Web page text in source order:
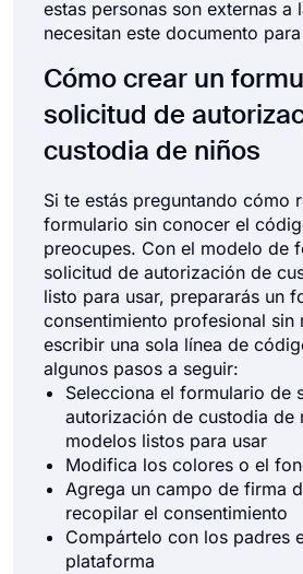
estas personas son externas a
necesitan este documento
Cómo crear un
solicitud de
custodia de niños
Si te estás preguntando cómo
formulario sin conocer el
preocupes. Con el modelo de
solicitud de autorización de
listo para usar, prepararás un
consentimiento profesional sin
escribir una sola línea de
algunos pasos a seguir:
Selecciona el formulario de
autorización de custodia de
modelos listos para usar
Modifica los colores o el
Agrega un campo de firma
recopilar el consentimiento
Compártelo con los padres
plataforma